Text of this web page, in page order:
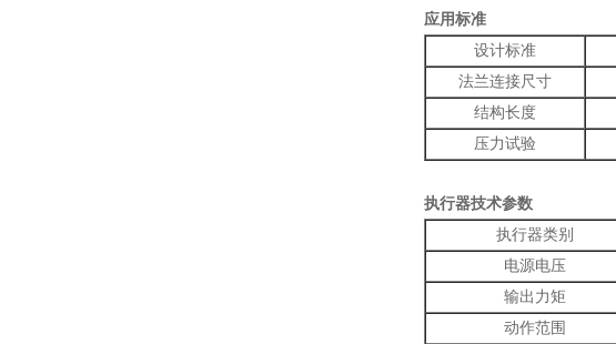
应用标准
设计标准
法兰连接尺寸
结构长度
压力试验
执行器技术参数
执行器类别
电源电压
输出力矩
动作范围